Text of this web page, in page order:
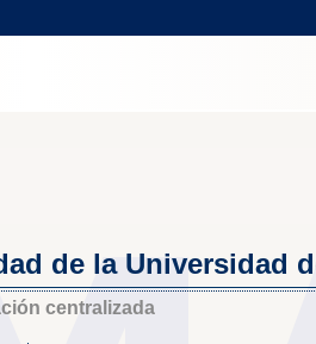
de la Universidad
centralizada